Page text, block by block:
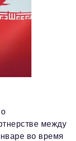
между
во время